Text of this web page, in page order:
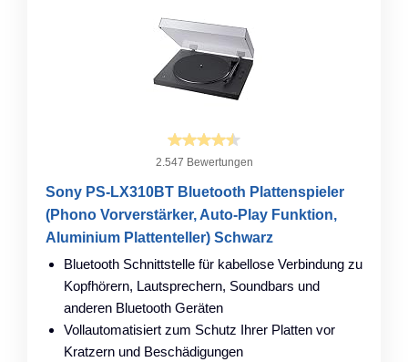
2.547 Bewertungen
Sony PS-LX310BT Bluetooth Plattenspieler
(Phono Vorverstärker, Auto-Play Funktion,
Aluminium Plattenteller) Schwarz
Bluetooth Schnittstelle für kabellose Verbindung zu
Kopfhörern, Lautsprechern, Soundbars und
anderen Bluetooth Geräten
Vollautomatisiert zum Schutz Ihrer Platten vor
Kratzern und Beschädigungen